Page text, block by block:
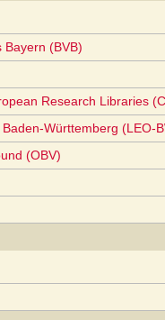
Bayern (BVB)
Research Libraries
Württemberg (LEO-
(OBV)